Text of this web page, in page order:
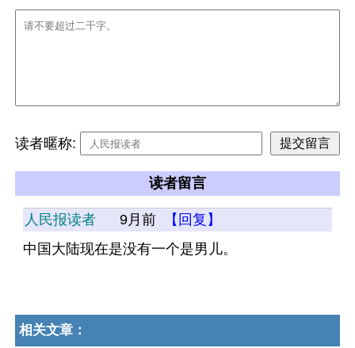
读者暱称:
读者留言
人民报读者 9月前
【回复】
中国大陆现在是没有一个是男儿。
相关文章：